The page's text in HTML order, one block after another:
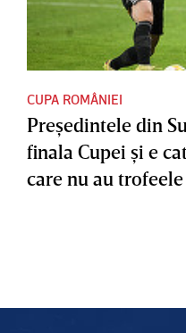
CUPA ROMÂNIEI
Preşedintele din
finala Cupei şi e
care nu au